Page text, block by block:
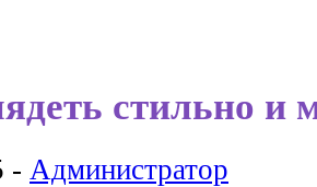
стильно и
- Администратор